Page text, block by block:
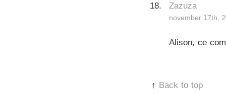
Zazuza
november 17th,
Alison, ce
↑ Back to top